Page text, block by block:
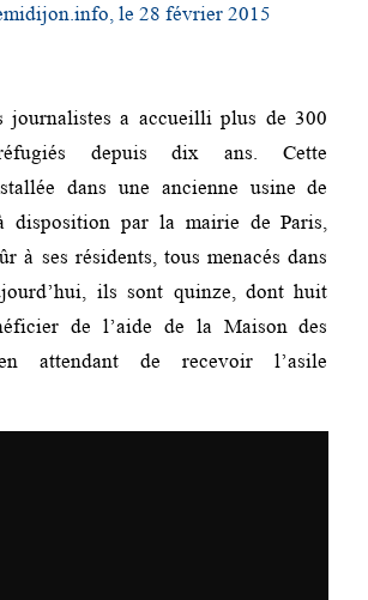
le 28 février 2015
journalistes a accueilli plus de 300
depuis dix ans. Cette
dans une ancienne usine de
disposition par la mairie de Paris,
à ses résidents, tous menacés dans
ils sont quinze, dont huit
de l’aide de la Maison des
attendant de recevoir l’asile